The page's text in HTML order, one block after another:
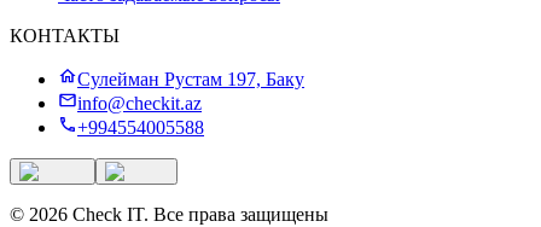
КОНТАКТЫ
Сулейман Рустам 197, Баку
info@checkit.az
+994554005588
© 2026 Check IT. Все права защищены